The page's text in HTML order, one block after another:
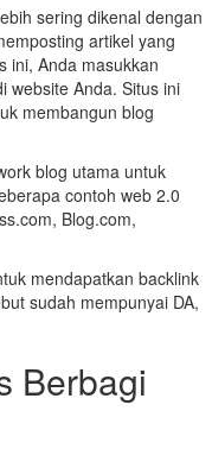
sering dikenal dengan
artikel yang
ini, Anda masukkan
website Anda. Situs ini
membangun blog
blog utama untuk
contoh web 2.0
Blog.com,
mendapatkan backlink
sudah mempunyai DA,
Berbagi